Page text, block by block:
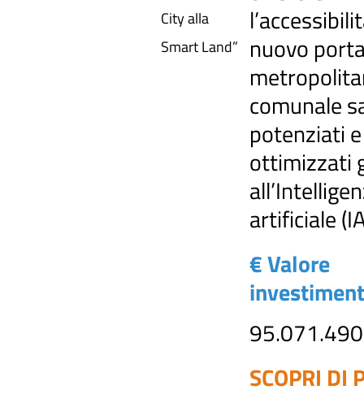
City alla
Smart Land”
nuovo
comunale
potenziati e
ottimizzati
artificiale
€ Valore
SCOPRI DI